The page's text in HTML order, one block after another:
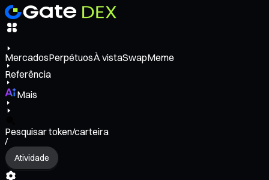
MercadosPerpétuosÀ vistaSwapMeme
Referência
Mais
Pesquisar token/carteira
/
Atividade